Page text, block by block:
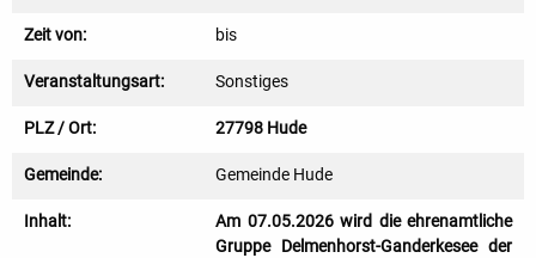
Zeit von: bis
Veranstaltungsart: Sonstiges
PLZ / Ort: 27798 Hude
Gemeinde: Gemeinde Hude
Inhalt:
Am 07.05.2026 wird die ehrenamtliche
Gruppe Delmenhorst-Ganderkesee der